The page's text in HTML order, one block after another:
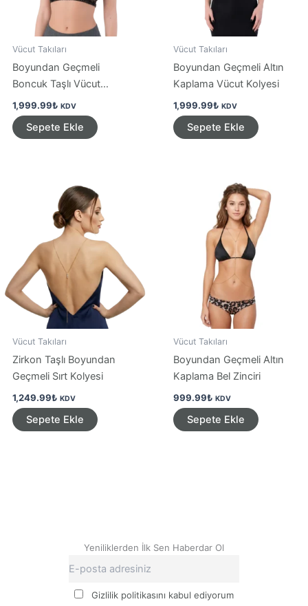
Vücut Takıları
Boyundan Geçmeli
Boncuk Taşlı Vücut
Aksesuarı
1,999.99₺ KDV
Sepete Ekle
Vücut Takıları
Boyundan Geçmeli Altın
Kaplama Vücut Kolyesi
1,999.99₺ KDV
Sepete Ekle
Vücut Takıları
Zirkon Taşlı Boyundan
Geçmeli Sırt Kolyesi
1,249.99₺ KDV
Sepete Ekle
Vücut Takıları
Boyundan Geçmeli Altın
Kaplama Bel Zinciri
999.99₺ KDV
Sepete Ekle
Yeniliklerden İlk Sen Haberdar Ol
Gizlilik politikasını kabul ediyorum